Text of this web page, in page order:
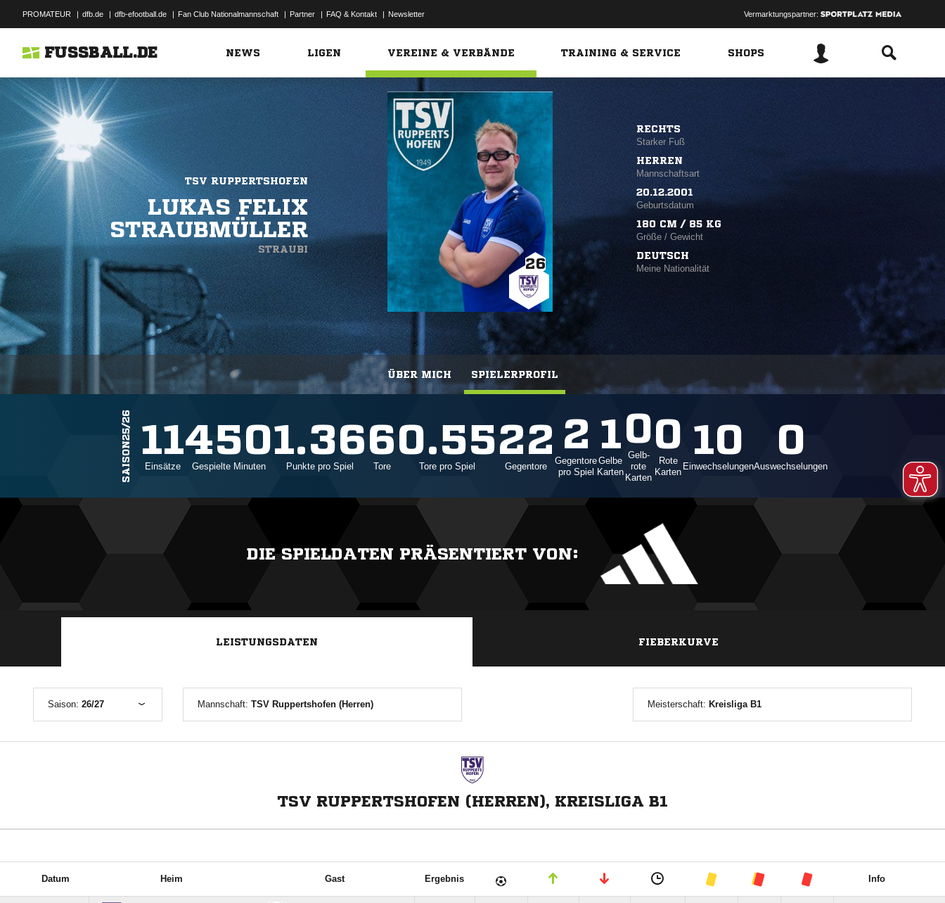
PROMATEUR | dfb.de | dfb-efootball.de | Fan Club Nationalmannschaft | Partner | FAQ & Kontakt | Newsletter Vermarktungspartner:
FUSSBALL.DE NEWS LIGEN VEREINE & VERBÄNDE TRAINING & SERVICE SHOPS
ÜBER MICH SPIELERPROFIL
TSV RUPPERTSHOFEN
LUKAS FELIX
STRAUBMÜLLER
26
STRAUBI
RECHTS
Starker Fuß
HERREN
Mannschaftsart
20.12.2001
Geburtsdatum
180 CM / 85 KG
Größe / Gewicht
DEUTSCH
Meine Nationalität
SAISON25/26 11
Einsätze
450
Gespielte Minuten
1.36
Punkte pro Spiel
6
Tore
0.55
Tore pro Spiel
22
Gegentore
2
Gegentore
pro Spiel
1
Gelbe
Karten
0
Gelb-
rote
Karten
0
Rote
Karten
10
Einwechselungen
0
Auswechselungen
DIE SPIELDATEN PRÄSENTIERT VON:
LEISTUNGSDATEN FIEBERKURVE
Saison: 26/27 Mannschaft:TSV Ruppertshofen (Herren) Meisterschaft: Kreisliga B1
TSV RUPPERTSHOFEN (HERREN), KREISLIGA B1
Datum Heim Gast Ergebnis Info